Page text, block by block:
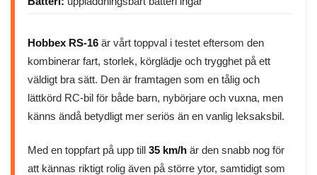
Hobbex RS-16 är vårt toppval i testet eftersom den
kombinerar fart, storlek, körglädje och trygghet på ett
väldigt bra sätt. Den är framtagen som en tålig och
lättkörd RC-bil för både barn, nybörjare och vuxna, men
känns ändå betydligt mer seriös än en vanlig leksaksbil.
Med en toppfart på upp till 35 km/h är den snabb nog för
att kännas riktigt rolig även på större ytor, samtidigt som